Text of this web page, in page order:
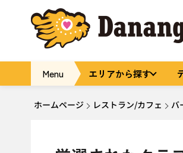
Menu エリアから探す
ホームページ レストラン/カフェ バ